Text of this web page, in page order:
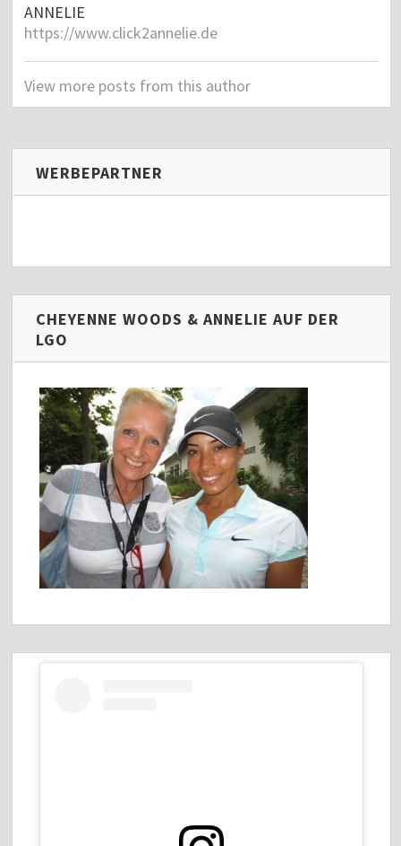
ANNELIE
https://www.click2annelie.de
View more posts from this author
WERBEPARTNER
CHEYENNE WOODS & ANNELIE AUF DER
LGO